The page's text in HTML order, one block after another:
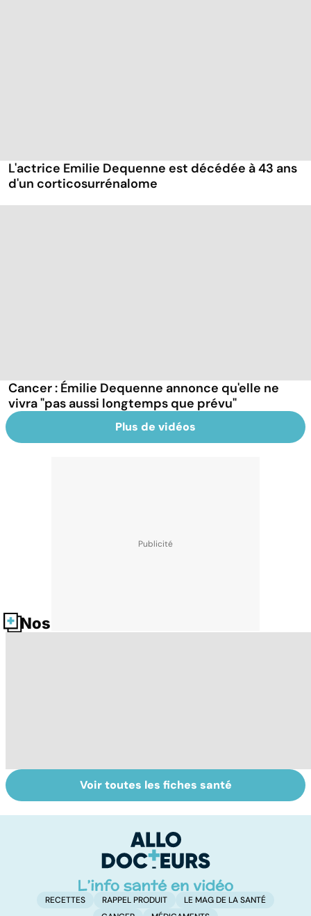
L'actrice Emilie Dequenne est décédée à 43 ans
d'un corticosurrénalome
Cancer : Émilie Dequenne annonce qu'elle ne
vivra "pas aussi longtemps que prévu"
Plus de vidéos
Nos fiches santé
Donner son corps
à la science
La greffe, du
prélèvement à la
Voir toutes les fiches santé
RECETTES RAPPEL PRODUIT
LE MAG DE LA SANTÉ